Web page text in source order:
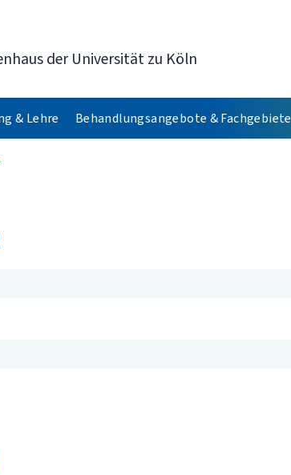
der Universität zu Köln
& Lehre Behandlungsangebote & Fachgebiete